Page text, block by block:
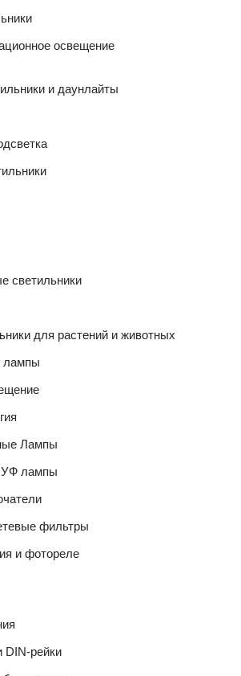
освещение
и даунлайты
светильники
для растений и животных
лампы
Лампы
УФ лампы
фильтры
и фотореле
рейки